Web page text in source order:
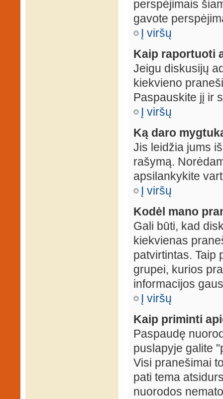
perspėjimais
gavote
Į viršų
Kaip raportuoti
Jeigu diskusijų
kiekvieno
Paspauskite jį ir
Į viršų
Ką daro
Jis leidžia jums
rašymą.
apsilankykite
Į viršų
Kodėl mano
Gali būti, kad
kiekvienas
patvirtintas. Taip
grupei, kurios
informacijos
Į viršų
Kaip priminti
Paspaudę
puslapyje galite
Visi pranešimai
pati tema
nuorodos